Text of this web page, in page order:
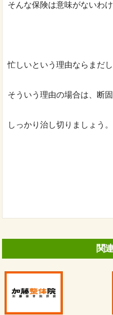
そんな保険は意味がないわけ
忙しいという理由ならまだし
そういう理由の場合は、断
しっかり治し切りましょう。
関